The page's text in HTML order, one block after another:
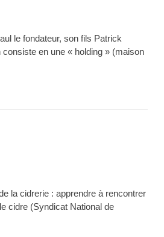
le fondateur, son fils Patrick
en une « holding » (maison
la cidrerie : apprendre à rencontrer
cidre (Syndicat National de